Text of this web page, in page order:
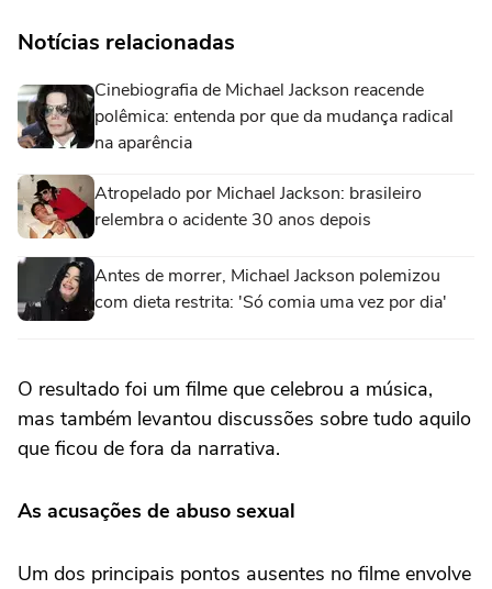
Notícias relacionadas
Cinebiografia de Michael Jackson reacende
polêmica: entenda por que da mudança radical
na aparência
Atropelado por Michael Jackson: brasileiro
relembra o acidente 30 anos depois
Antes de morrer, Michael Jackson polemizou
com dieta restrita: 'Só comia uma vez por dia'
O resultado foi um filme que celebrou a música,
mas também levantou discussões sobre tudo aquilo
que ficou de fora da narrativa.
As acusações de abuso sexual
Um dos principais pontos ausentes no filme envolve